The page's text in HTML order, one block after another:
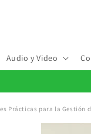
Audio y Video
Prácticas para la Gestión